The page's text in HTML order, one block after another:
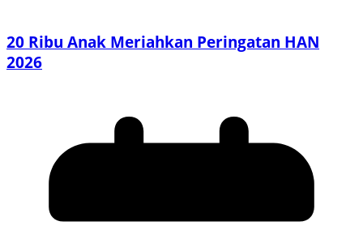
20 Ribu Anak Meriahkan Peringatan HAN
2026